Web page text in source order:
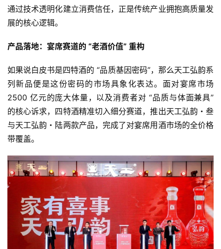
通过技术透明化建立消费信任，正是传统产业拥抱高质量发
展的核心逻辑。
产品落地：宴席赛道的 “老酒价值” 重构
如果说白皮书是四特酒的 “品质基因密码”，那么天工弘韵系
列新品便是这份密码的市场具象化表达。面对宴席市场
2500 亿元的庞大体量，以及消费者对 “品质与体面兼具”
的核心诉求，四特酒精准切入细分赛道，推出天工弘韵・叁
与天工弘韵・陆两款产品，完成了对宴席用酒市场的全价格
带覆盖。